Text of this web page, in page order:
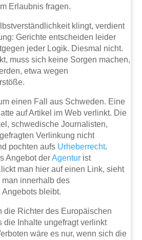
Erlaubnis fragen.
klingt, verdient
Gerichte entscheiden leider
jeder Logik. Diesmal nicht.
muss sich keine Sorgen machen,
etwa wegen
einen Fall aus Schweden. Eine
auf Artikel im Web verlinkt. Die
schwedische Journalisten,
Verlinkung nicht
pochten aufs Urheberrecht.
Angebot derAgentur ist
man hier auf einen Link, sieht
innerhalb des
bleibt.
die Richter des Europäischen
die Inhalte ungefragt verlinkt
wäre es nur, wenn sich die